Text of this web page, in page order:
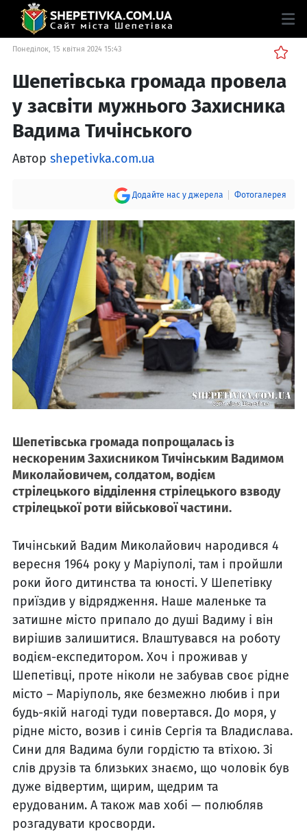
Понеділок, 15 квітня 2024 15:43
Шепетівська громада провела
у засвіти мужнього Захисника
Вадима Тичінського
Автор shepetivka.com.ua
Додайте нас у джерела Фотогалерея
Шепетівська громада попрощалась із
нескореним Захисником Тичінським Вадимом
Миколайовичем, солдатом, водієм
стрілецького відділення стрілецького взводу
стрілецької роти військової частини.
Тичінський Вадим Миколайович народився 4
вересня 1964 року у Маріуполі, там і пройшли
роки його дитинства та юності. У Шепетівку
приїздив у відрядження. Наше маленьке та
затишне місто припало до душі Вадиму і він
вирішив залишитися. Влаштувався на роботу
водієм-експедитором. Хоч і проживав у
Шепетівці, проте ніколи не забував своє рідне
місто – Маріуполь, яке безмежно любив і при
будь-якій нагоді туди повертався. До моря, у
рідне місто, возив і синів Сергія та Владислава.
Сини для Вадима були гордістю та втіхою. Зі
слів друзів та близьких знаємо, що чоловік був
дуже відвертим, щирим, щедрим та
ерудованим. А також мав хобі — полюбляв
розгадувати кросворди.